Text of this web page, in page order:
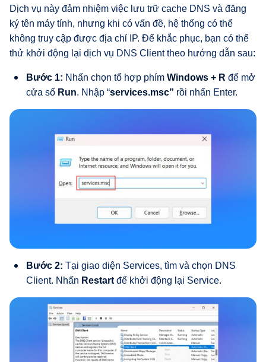
Dịch vụ này đảm nhiệm việc lưu trữ cache DNS và đăng
ký tên máy tính, nhưng khi có vấn đề, hệ thống có thể
không truy cập được địa chỉ IP. Để khắc phục, bạn có thể
thử khởi động lại dịch vụ DNS Client theo hướng dẫn sau:
Bước 1: Nhấn chọn tổ hợp phím Windows + R để mở
cửa sổ Run. Nhập “services.msc” rồi nhấn Enter.
Bước 2: Tại giao diện Services, tìm và chọn DNS
Client. Nhấn Restart để khởi động lại Service.